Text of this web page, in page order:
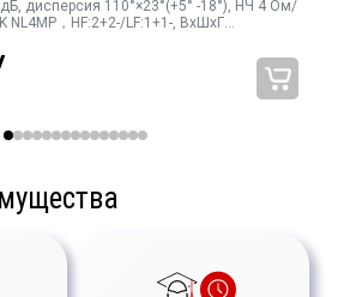
дисперсия 110°×23°(+5° -18°), НЧ 4 Ом/
NL4MP，HF:2+2-/LF:1+1-, ВхШхГ